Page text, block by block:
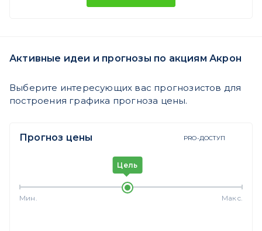
Активные идеи и прогнозы по акциям Акрон
Выберите интересующих вас прогнозистов для
построения графика прогноза цены.
Прогноз цены PRO-ДОСТУП
Мин.
Цель
Макс.